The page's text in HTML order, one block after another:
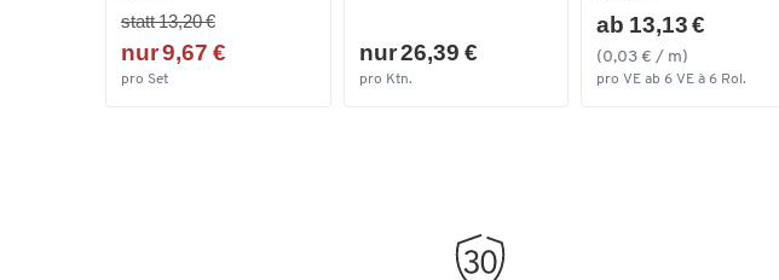
statt 13,20 €
nur 9,67 €
pro Set
nur 26,39 €
pro Ktn.
ab 13,13 €
(0,03 € / m)
pro VE ab 6 VE à 6 Rol.